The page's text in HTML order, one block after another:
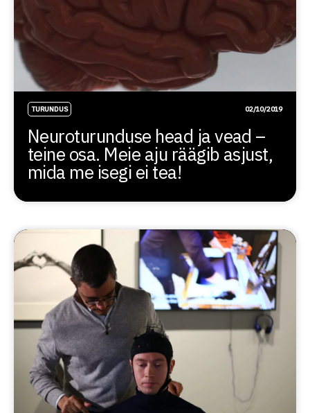
TURUNDUS 02/10/2019
Neuroturunduse head ja vead –
teine osa. Meie aju räägib asjust,
mida me isegi ei tea!